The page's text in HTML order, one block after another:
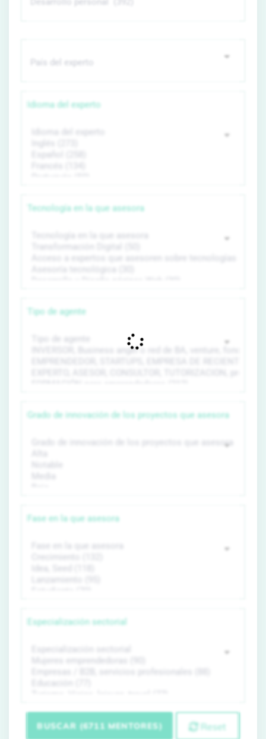
Idioma del experto
Tecnología en la que asesora
Tipo de agente
Grado de innovación de los proyectos que asesora
Fase en la que asesora
Especialización sectorial
BUSCAR (6711 MENTORES) Reset